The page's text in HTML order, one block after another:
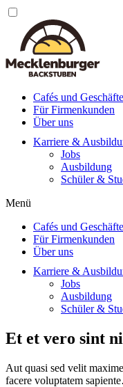
Cafés und Geschäfte
Für Firmenkunden
Über uns
Karriere &
Jobs
Ausbildung
Schüler &
Menü
Cafés und Geschäfte
Für Firmenkunden
Über uns
Karriere &
Jobs
Ausbildung
Schüler &
Et et vero sint
Aut quasi sed velit
facere voluptatem